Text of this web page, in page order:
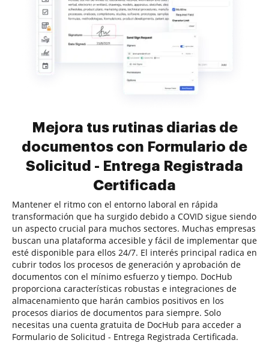
Mejora tus rutinas diarias de
documentos con Formulario de
Solicitud - Entrega Registrada
Certificada
Mantener el ritmo con el entorno laboral en rápida
transformación que ha surgido debido a COVID sigue siendo
un aspecto crucial para muchos sectores. Muchas empresas
buscan una plataforma accesible y fácil de implementar que
esté disponible para ellos 24/7. El interés principal radica en
cubrir todos los procesos de generación y aprobación de
documentos con el mínimo esfuerzo y tiempo. DocHub
proporciona características robustas e integraciones de
almacenamiento que harán cambios positivos en los
procesos diarios de documentos para siempre. Solo
necesitas una cuenta gratuita de DocHub para acceder a
Formulario de Solicitud - Entrega Registrada Certificada.